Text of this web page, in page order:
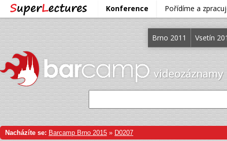
Konference Pořídíme a
Brno 2011 Vsetín
Nacházíte se: Barcamp Brno 2015 » D0207